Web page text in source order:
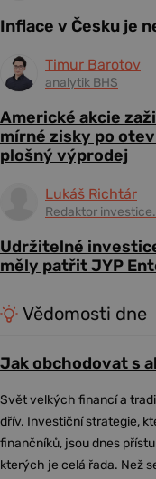
Inflace v Česku je
Timur Barotov
analytik BHS
Americké akcie
mírné zisky po
plošný výprodej
Lukáš Richtár
Redaktor
Udržitelné
měly patřit JYP
Vědomosti dne
Jak obchodovat s
Svět velkých financí a
dřív. Investiční strategie,
finančníků, jsou dnes
kterých je celá řada. Než